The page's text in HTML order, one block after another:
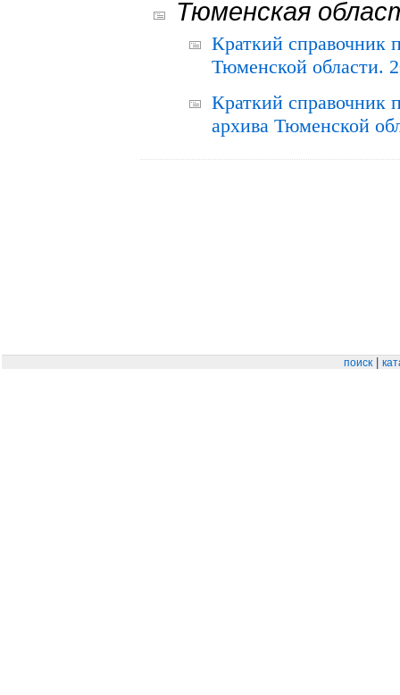
Тюменская
Краткий справочник
Тюменской области.
Краткий справочник
архива Тюменской
поиск